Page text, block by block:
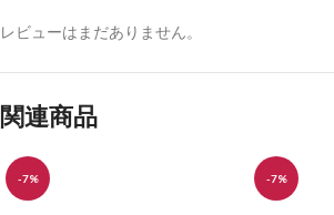
レビューはまだありません。
関連商品
-7% -7%